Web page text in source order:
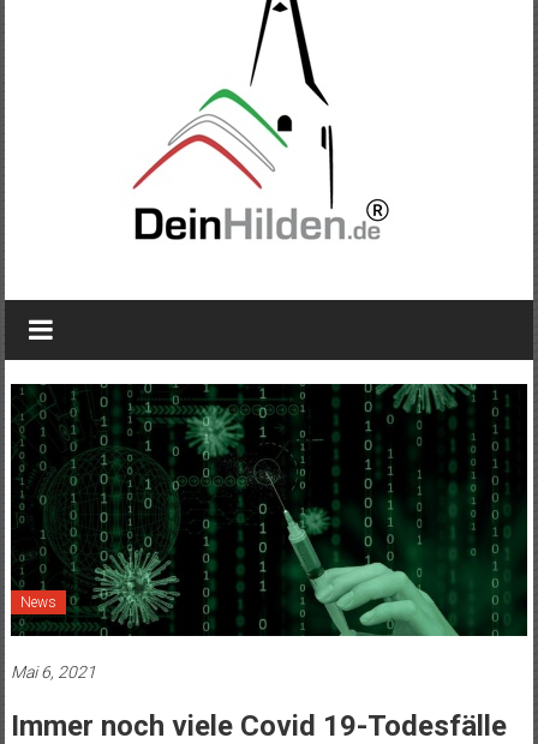
News
Mai 6, 2021
Immer noch viele Covid 19-Todesfälle